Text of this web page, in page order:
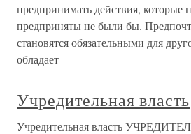
предпринимать действия, которые
предприняты не были бы.
становятся обязательными для
обладает
Учредительная власть
Учредительная власть